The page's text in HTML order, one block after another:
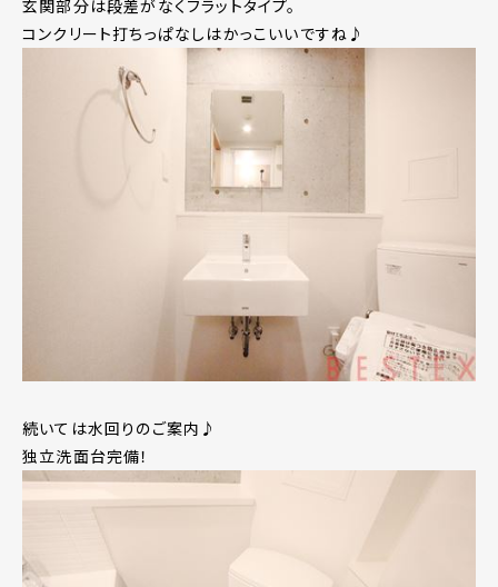
玄関部分は段差がなくフラットタイプ。
コンクリート打ちっぱなしはかっこいいですね♪
続いては水回りのご案内♪
独立洗面台完備！